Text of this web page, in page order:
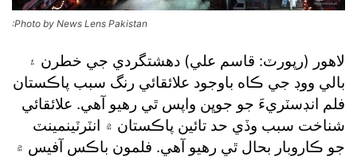
:Photo by News Lens Pakistan
لاهور (رپورٽ: قاسم علي) دهشتگردي جي خطرن ۽
بالي ووڊ جي ڪاه باوجود علائقائي رنگ سبب پاڪستان
فلم انڊسٽريءَ جو جوڀن واپس ٿي رهيو آهي. علائقائي
شناخت سبب وڏي حد تائين پاڪستان ۾ انٽرٽينمينٽ
جو ڪاروبار بحال ٿي رهيو آهي. فلمون باڪس آفيس ۾